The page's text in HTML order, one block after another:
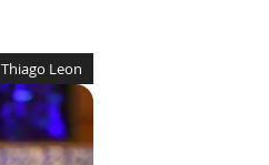
Thiago Leon